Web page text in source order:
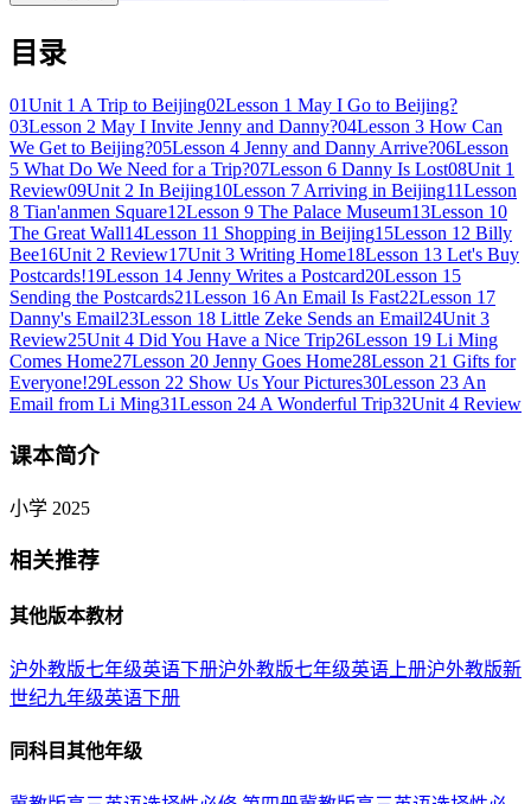
目录
01Unit 1 A Trip to Beijing02Lesson 1 May I Go to Beijing?
03Lesson 2 May I Invite Jenny and Danny?04Lesson 3 How Can
We Get to Beijing?05Lesson 4 Jenny and Danny Arrive?06Lesson
5 What Do We Need for a Trip?07Lesson 6 Danny Is Lost08Unit 1
Review09Unit 2 In Beijing10Lesson 7 Arriving in Beijing11Lesson
8 Tian'anmen Square12Lesson 9 The Palace Museum13Lesson 10
The Great Wall14Lesson 11 Shopping in Beijing15Lesson 12 Billy
Bee16Unit 2 Review17Unit 3 Writing Home18Lesson 13 Let's Buy
Postcards!19Lesson 14 Jenny Writes a Postcard20Lesson 15
Sending the Postcards21Lesson 16 An Email Is Fast22Lesson 17
Danny's Email23Lesson 18 Little Zeke Sends an Email24Unit 3
Review25Unit 4 Did You Have a Nice Trip26Lesson 19 Li Ming
Comes Home27Lesson 20 Jenny Goes Home28Lesson 21 Gifts for
Everyone!29Lesson 22 Show Us Your Pictures30Lesson 23 An
Email from Li Ming31Lesson 24 A Wonderful Trip32Unit 4 Review
课本简介
小学 2025
相关推荐
其他版本教材
沪外教版七年级英语下册沪外教版七年级英语上册沪外教版新
世纪九年级英语下册
同科目其他年级